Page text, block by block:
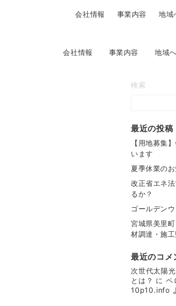
会社情報 事業内容 地域
会社情報 事業内容 地域
検索
最近の投稿
【用地募集
います
夏季休業の
改正省エネ
るか？
ゴールデン
宮城県美里
材調達・施
最近のコメ
次世代太陽
とは？ に ペ
10p10.info